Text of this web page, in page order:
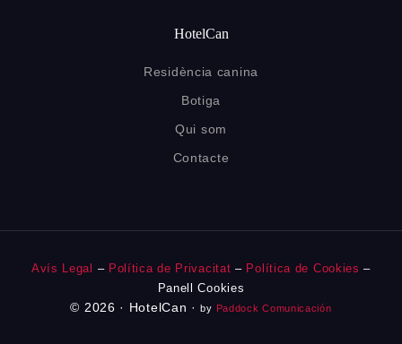
HotelCan
Residència canina
Botiga
Qui som
Contacte
Avís Legal – Política de Privacitat– Política de Cookies –
Panell Cookies
© 2026 · HotelCan ·by Paddock Comunicación
Contacte